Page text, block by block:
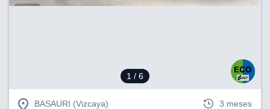
1 / 6
BASAURI (Vizcaya) 3 meses